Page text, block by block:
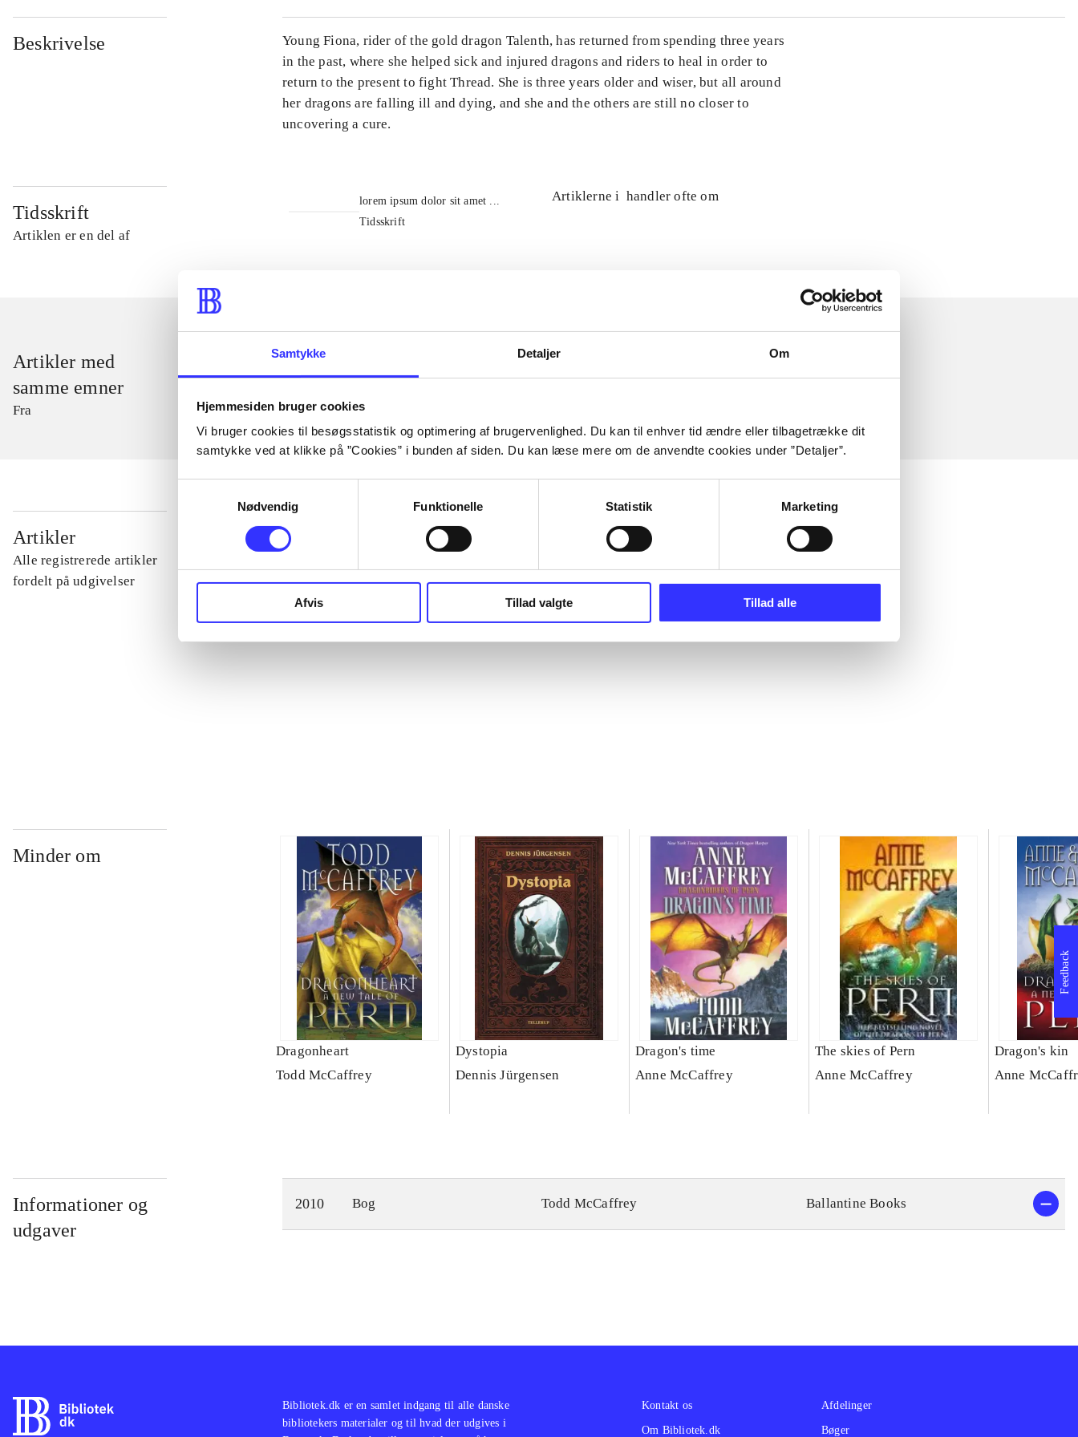
Samtykke Detaljer Om
Hjemmesiden bruger cookies
Vi bruger cookies til besøgsstatistik og optimering af brugervenlighed. Du kan til enhver tid ændre eller tilbagetrække dit
samtykke ved at klikke på ”Cookies” i bunden af siden. Du kan læse mere om de anvendte cookies under ”Detaljer”.
Nødvendig
Funktionelle Statistik Marketing
Afvis Tillad valgte Tillad alle
Beskrivelse
Young Fiona, rider of the gold dragon Talenth, has returned from spending three years
in the past, where she helped sick and injured dragons and riders to heal in order to
return to the present to fight Thread. She is three years older and wiser, but all around
her dragons are falling ill and dying, and she and the others are still no closer to
uncovering a cure.
Tidsskrift
Artiklen er en del af
lorem ipsum dolor sit amet ...
Tidsskrift
Artiklerne i handler ofte om
Artikler med
samme emner
Fra
Artikler
Alle registrerede artikler
fordelt på udgivelser
...
Minder om
Dragonheart
Todd McCaffrey
Dystopia
Dennis Jürgensen
Dragon's time
Anne McCaffrey
The skies of Pern
Anne McCaffrey
Dragon's kin
Anne
Informationer og
udgaver
2010 Bog Todd McCaffrey Ballantine Books
Feedback
Bibliotek.dk er en samlet indgang til alle danske
bibliotekers materialer og til hvad der udgives i
Kontakt os
Om Bibliotek.dk
Afdelinger
Bøger